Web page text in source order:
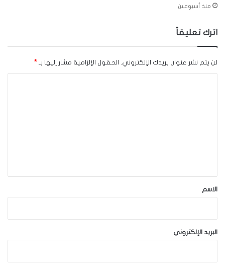
منذ أسبوعين
اترك تعليقاً
لن يتم نشر عنوان بريدك الإلكتروني. الحقول الإلزامية مشار إليها بـ *
*الاسم
البريد الإلكتروني